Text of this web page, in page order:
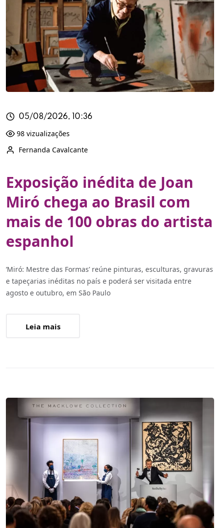
05/08/2026, 10:36
98 vizualizações
Fernanda Cavalcante
Exposição inédita de Joan
Miró chega ao Brasil com
mais de 100 obras do artista
espanhol
‘Miró: Mestre das Formas’ reúne pinturas, esculturas, gravuras
e tapeçarias inéditas no país e poderá ser visitada entre
agosto e outubro, em São Paulo
Leia mais